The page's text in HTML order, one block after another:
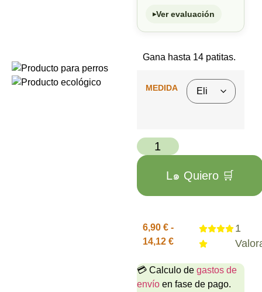
Ver evaluación
Gana hasta 14 patitas.
MEDIDA
L๑ Quiero 🛒
6,90 € -
14,12 €
1
💳 Calculo de gastos de
envíoen fase de pago.